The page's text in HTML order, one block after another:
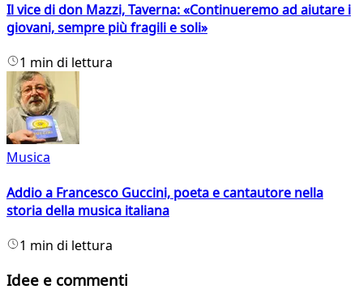
Il vice di don Mazzi, Taverna: «Continueremo ad aiutare i
giovani, sempre più fragili e soli»
1 min di lettura
Musica
Addio a Francesco Guccini, poeta e cantautore nella
storia della musica italiana
1 min di lettura
Idee e commenti